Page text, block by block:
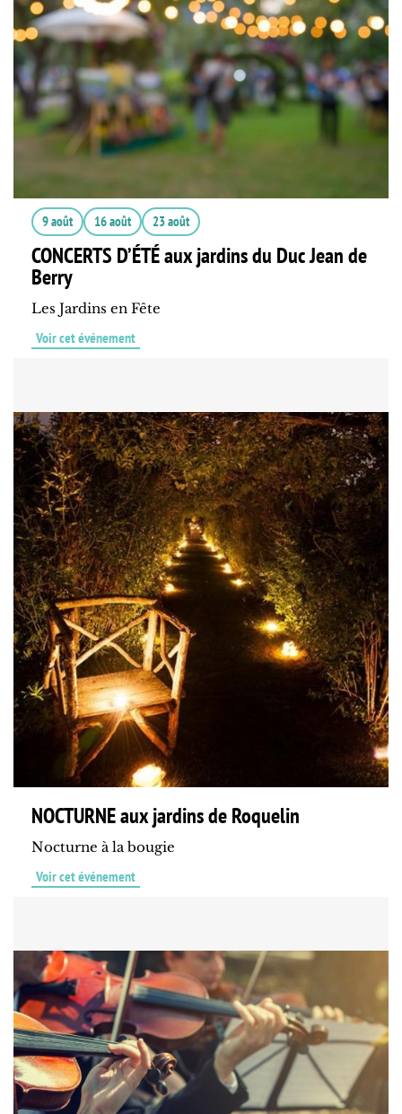
9 août 16 août 23 août
CONCERTS D’ÉTÉ aux jardins du Duc Jean de
Berry
Les Jardins en Fête
Voir cet événement
NOCTURNE aux jardins de Roquelin
Nocturne à la bougie
Voir cet événement